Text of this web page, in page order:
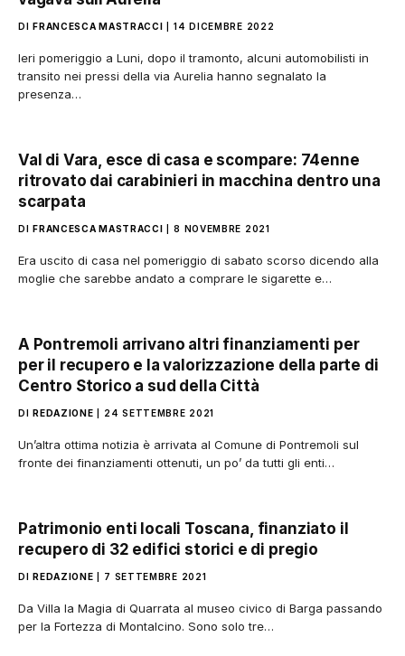
DI FRANCESCA MASTRACCI 14 DICEMBRE 2022
Ieri pomeriggio a Luni, dopo il tramonto, alcuni automobilisti in
transito nei pressi della via Aurelia hanno segnalato la
presenza…
Val di Vara, esce di casa e scompare: 74enne
ritrovato dai carabinieri in macchina dentro una
scarpata
DI FRANCESCA MASTRACCI 8 NOVEMBRE 2021
Era uscito di casa nel pomeriggio di sabato scorso dicendo alla
moglie che sarebbe andato a comprare le sigarette e…
A Pontremoli arrivano altri finanziamenti per
per il recupero e la valorizzazione della parte di
Centro Storico a sud della Città
DI REDAZIONE 24 SETTEMBRE 2021
Un’altra ottima notizia è arrivata al Comune di Pontremoli sul
fronte dei finanziamenti ottenuti, un po’ da tutti gli enti…
Patrimonio enti locali Toscana, finanziato il
recupero di 32 edifici storici e di pregio
DI REDAZIONE 7 SETTEMBRE 2021
Da Villa la Magia di Quarrata al museo civico di Barga passando
per la Fortezza di Montalcino. Sono solo tre…